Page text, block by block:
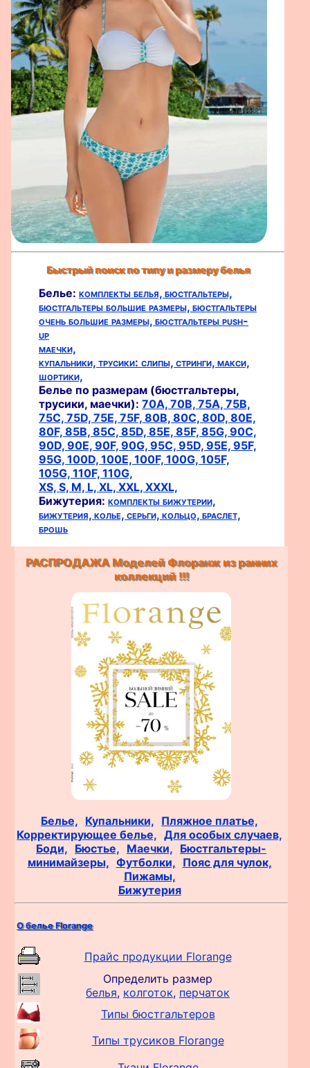
Быстрый поиск по типу и размеру белья
Белье: комплекты белья, бюстгальтеры,
бюстгальтеры большие размеры, бюстгальтеры
очень большие размеры, бюстгальтеры push-
up
маечки,
купальники, трусики: слипы, стринги, макси,
шортики,
Белье по размерам (бюстгальтеры,
трусики, маечки): 70A, 70B, 75A, 75B,
75C, 75D, 75E, 75F, 80B, 80C, 80D, 80E,
80F, 85B, 85C, 85D, 85E, 85F, 85G, 90C,
90D, 90E, 90F, 90G, 95C, 95D, 95E, 95F,
95G, 100D, 100E, 100F, 100G, 105F,
105G, 110F, 110G,
XS, S, M, L, XL, XXL, XXXL,
Бижутерия: комплекты бижутерии,
бижутерия, колье, серьги, кольцо, браслет,
брошь
РАСПРОДАЖА Моделей Флоранж из ранних
коллекций !!!
Белье, Купальники, Пляжное платье,
Корректирующее белье, Для особых случаев,
Боди, Бюстье, Маечки, Бюстгальтеры-
минимайзеры, Футболки, Пояс для чулок,
Пижамы,
Бижутерия
О белье Florange
Прайс продукции Florange
Определить размер
белья, колготок, перчаток
Типы бюстгальтеров
Типы трусиков Florange